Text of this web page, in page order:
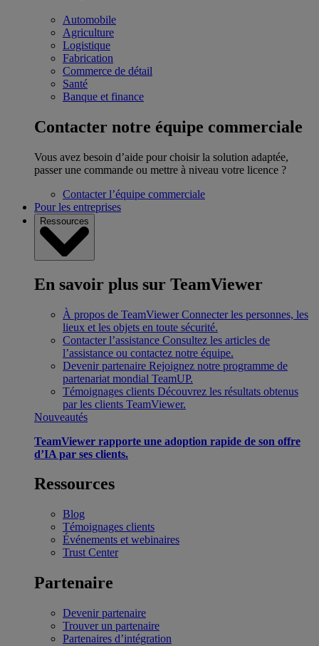
Automobile
Agriculture
Logistique
Fabrication
Commerce de détail
Santé
Banque et finance
Contacter notre équipe commerciale
Vous avez besoin d’aide pour choisir la solution adaptée,
passer une commande ou mettre à niveau votre licence ?
Contacter l’équipe commerciale
Pour les entreprises
Ressources
En savoir plus sur TeamViewer
À propos de TeamViewer Connecter les personnes, les
lieux et les objets en toute sécurité.
Contacter l’assistance Consultez les articles de
l’assistance ou contactez notre équipe.
Devenir partenaire Rejoignez notre programme de
partenariat mondial TeamUP.
Témoignages clients Découvrez les résultats obtenus
par les clients TeamViewer.
Nouveautés
TeamViewer rapporte une adoption rapide de son offre
d’IA par ses clients.
Ressources
Blog
Témoignages clients
Événements et webinaires
Trust Center
Partenaire
Devenir partenaire
Trouver un partenaire
Partenaires d’intégration